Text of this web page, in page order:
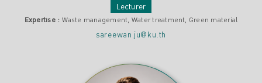
Lecturer
Expertise : Waste management, Water treatment, Green material
sareewan.ju@ku.th